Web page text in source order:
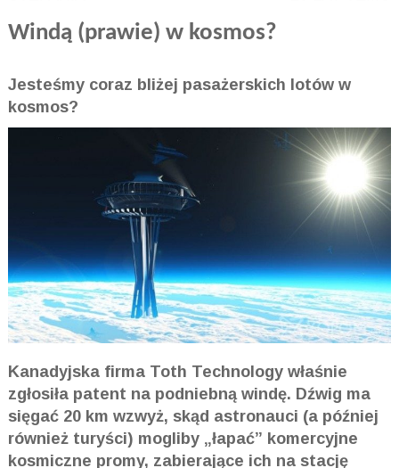
Windą (prawie) w kosmos?
Jesteśmy coraz bliżej pasażerskich lotów w
kosmos?
Kanadyjska firma Toth Technology właśnie
zgłosiła patent na podniebną windę. Dźwig ma
sięgać 20 km wzwyż, skąd astronauci (a później
również turyści) mogliby „łapać” komercyjne
kosmiczne promy, zabierające ich na stację